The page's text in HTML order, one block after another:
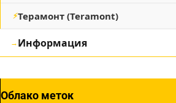
Терамонт (Teramont)
Информация
Облако меток